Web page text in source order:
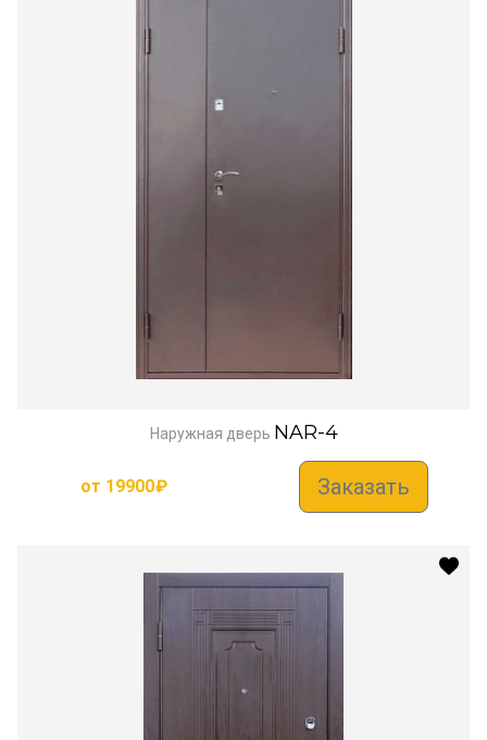
Наружная дверь NAR-4
от 19900₽ Заказать